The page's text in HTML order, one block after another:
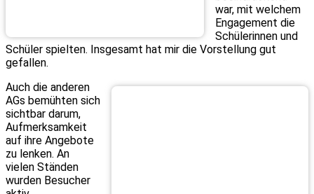
war, mit welchem
Engagement die
Schülerinnen und
Schüler spielten. Insgesamt hat mir die Vorstellung gut
gefallen.
Auch die anderen
AGs bemühten sich
sichtbar darum,
Aufmerksamkeit
auf ihre Angebote
zu lenken. An
vielen Ständen
wurden Besucher